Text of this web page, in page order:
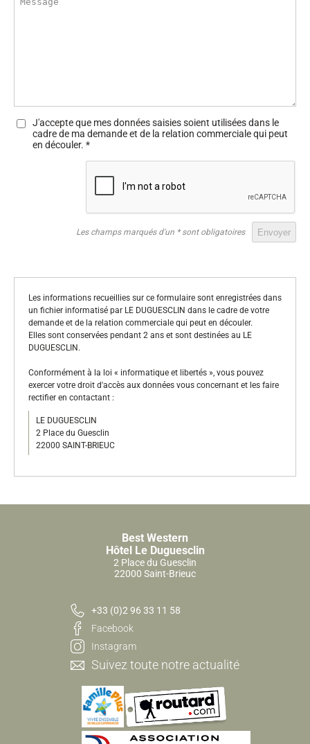
J'accepte que mes données saisies soient utilisées dans le
cadre de ma demande et de la relation commerciale qui peut
en découler. *
Les champs marqués d'un * sont obligatoires
Les informations recueillies sur ce formulaire sont enregistrées dans
un fichier informatisé par LE DUGUESCLIN dans le cadre de votre
demande et de la relation commerciale qui peut en découler.
Elles sont conservées pendant 2 ans et sont destinées au LE
DUGUESCLIN.
Conformément à la loi « informatique et libertés », vous pouvez
exercer votre droit d'accès aux données vous concernant et les faire
rectifier en contactant :
LE DUGUESCLIN
2 Place du Guesclin
22000 SAINT-BRIEUC
Best Western
Hôtel Le Duguesclin
2 Place du Guesclin
22000 Saint-Brieuc
+33 (0)2 96 33 11 58
Facebook
Instagram
Suivez toute notre actualité